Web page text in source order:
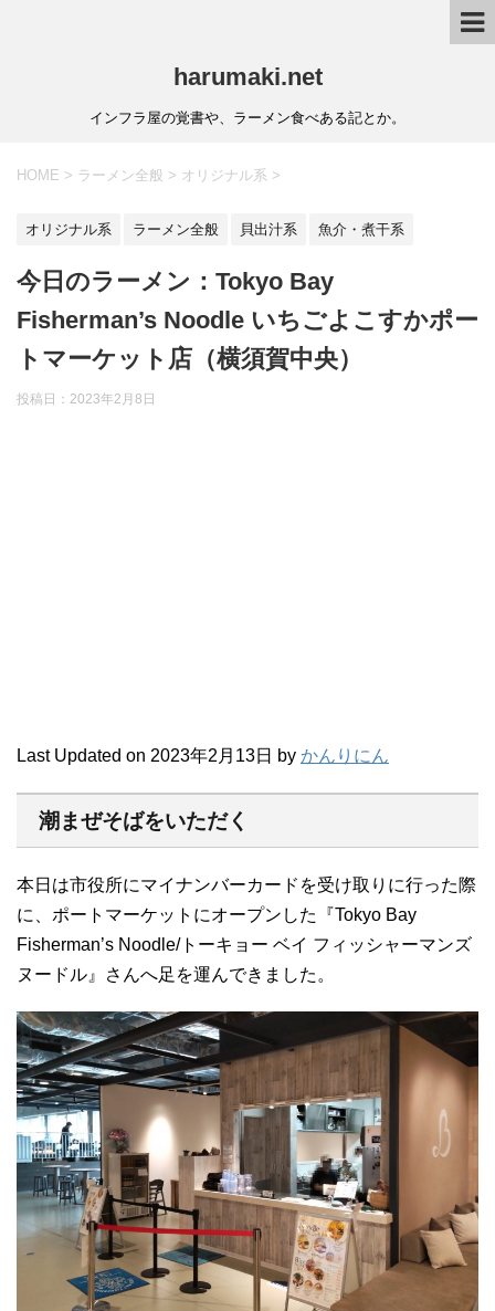
harumaki.net
インフラ屋の覚書や、ラーメン食べある記とか。
HOME > ラーメン全般 > オリジナル系 >
オリジナル系 ラーメン全般 貝出汁系 魚介・煮干系
今日のラーメン：Tokyo Bay
Fisherman’s Noodle いちごよこすかポー
トマーケット店（横須賀中央）
投稿日：2023年2月8日
Last Updated on 2023年2月13日 by かんりにん
潮まぜそばをいただく
本日は市役所にマイナンバーカードを受け取りに行った際
に、ポートマーケットにオープンした『Tokyo Bay
Fisherman’s Noodle/トーキョー ベイ フィッシャーマンズ
ヌードル』さんへ足を運んできました。